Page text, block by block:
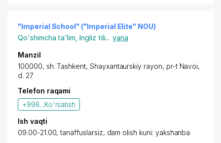
"Imperial School" ("Imperial Elite" NOU)
Qo'shimcha ta'lim ,Ingliz tili... yana
Manzil
100000, sh. Tashkent, Shayxantaurskiy rayon, pr-t Navoi,
d. 27
Telefon raqami
+998...Ko'rsatish
Ish vaqti
09.00-21.00, tanaffuslarsiz, dam olish kuni: yakshanba